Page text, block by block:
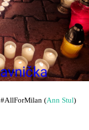
#AllForMilan (Ann Stul)